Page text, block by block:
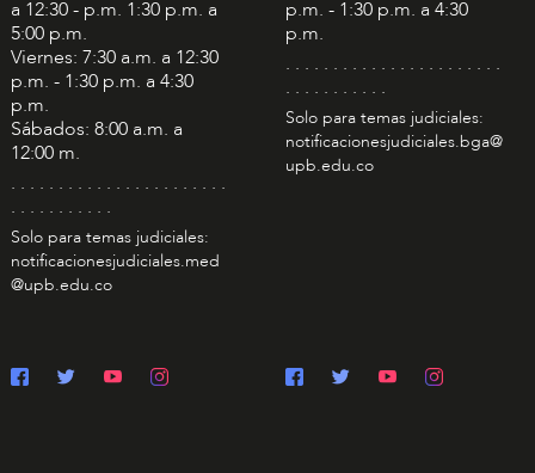
a 12:30 - p.m. 1:30 p.m. a
5:00 p.m.
Viernes: 7:30 a.m. a 12:30
p.m. - 1:30 p.m. a 4:30
p.m.
Sábados: 8:00 a.m. a
12:00 m.
. . . . . . . . . . . . . . . . . . . . . . .
. . . . . . . . . . .
Solo para temas judiciales:
notificacionesjudiciales.med
@upb.edu.co
p.m. - 1:30 p.m. a 4:30
p.m.
. . . . . . . . . . . . . . . . . . . . . . .
. . . . . . . . . . .
Solo para temas judiciales:
notificacionesjudiciales.bga@
upb.edu.co